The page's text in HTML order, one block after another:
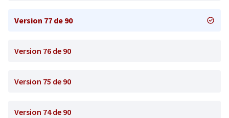
Version 77 de 90
Version 76 de 90
Version 75 de 90
Version 74 de 90